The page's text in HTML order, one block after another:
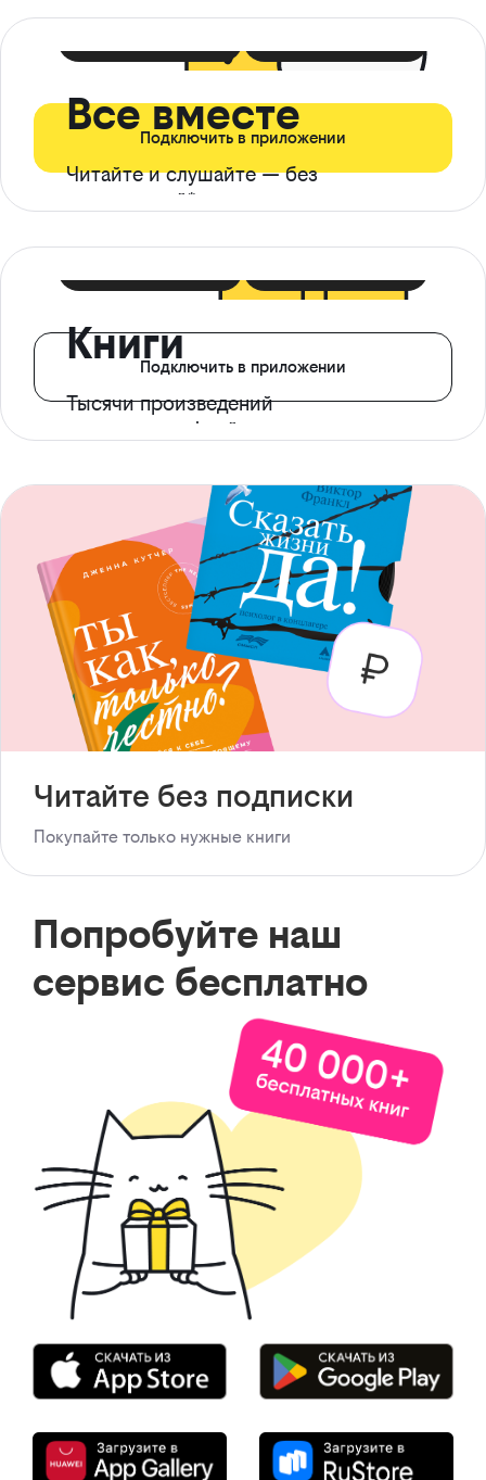
Все вместе
Читайте и слушайте — без
ограничений*
Подключить в приложении
Книги
Тысячи произведений
с доступом офлайн
Подключить в приложении
Читайте без подписки
Покупайте только нужные книги
Попробуйте наш
сервис бесплатно